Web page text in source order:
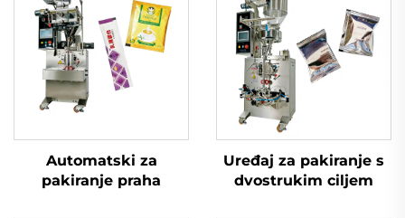
Automatski za
pakiranje praha
Uređaj za pakiranje s
dvostrukim ciljem